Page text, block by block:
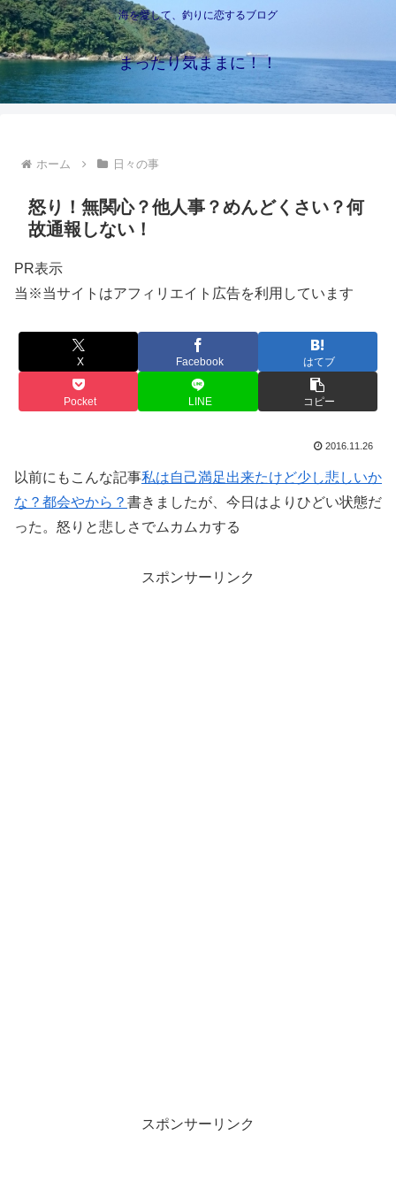
海を愛して、釣りに恋するブログ
まったり気ままに！！
ホーム 日々の事
怒り！無関心？他人事？めんどくさい？何
故通報しない！
PR表示
当※当サイトはアフィリエイト広告を利用しています
X Facebook はてブ
Pocket LINE コピー
2016.11.26
以前にもこんな記事私は自己満足出来たけど少し悲しいか
な？都会やから？ 書きましたが、今日はよりひどい状態だ
った。怒りと悲しさでムカムカする
スポンサーリンク
スポンサーリンク